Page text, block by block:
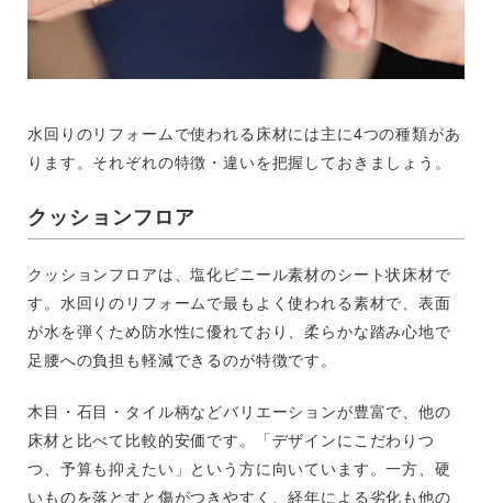
水回りのリフォームで使われる床材には主に4つの種類があ
ります。それぞれの特徴・違いを把握しておきましょう。
クッションフロア
クッションフロアは、塩化ビニール素材のシート状床材で
す。水回りのリフォームで最もよく使われる素材で、表面
が水を弾くため防水性に優れており、柔らかな踏み心地で
足腰への負担も軽減できるのが特徴です。
木目・石目・タイル柄などバリエーションが豊富で、他の
床材と比べて比較的安価です。「デザインにこだわりつ
つ、予算も抑えたい」という方に向いています。一方、硬
いものを落とすと傷がつきやすく、経年による劣化も他の